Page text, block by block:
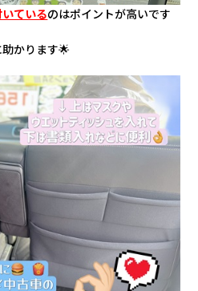
ているのはポイントが高いです
かります🌟